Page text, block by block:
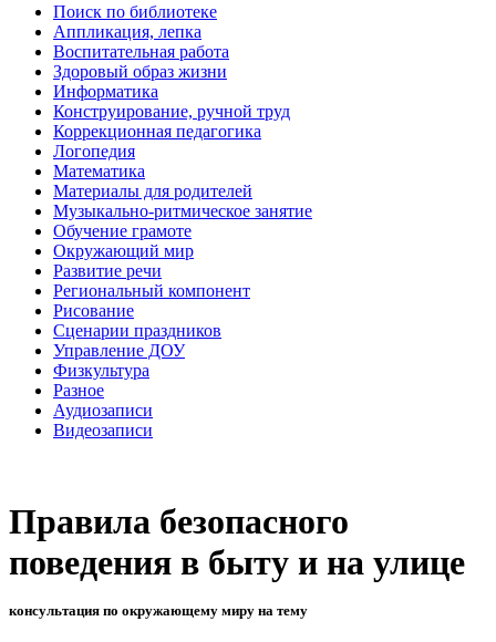
Поиск по библиотеке
Аппликация, лепка
Воспитательная работа
Здоровый образ жизни
Информатика
Конструирование, ручной труд
Коррекционная педагогика
Логопедия
Математика
Материалы для родителей
Музыкально-ритмическое занятие
Обучение грамоте
Окружающий мир
Развитие речи
Региональный компонент
Рисование
Сценарии праздников
Управление ДОУ
Физкультура
Разное
Аудиозаписи
Видеозаписи
Правила безопасного
поведения в быту и на улице
консультация по окружающему миру на тему